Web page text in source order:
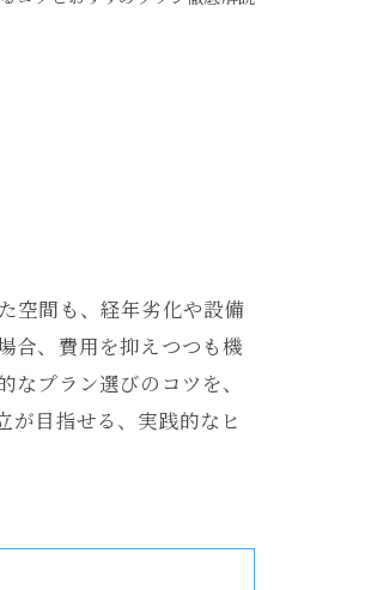
空間も、経年劣化や設備
合、費用を抑えつつも機
プラン選びのコツを、
が目指せる、実践的なヒ